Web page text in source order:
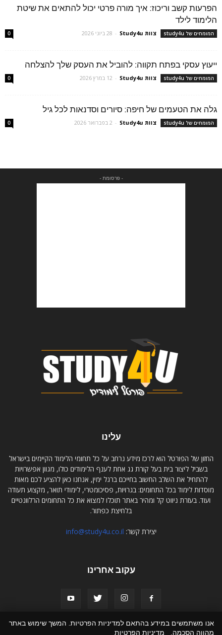
הפרעות קשב וריכוז: איך מורה פרטי יכול להתאים את שיטת
הלימוד לילד
המומחים של study4u צוות Study4u - 28 ביוני 2026 0
ייעוץ עסקי בפתח תקווה: להוביל את העסק שלך להצלחה
המומחים של study4u צוות Study4u - 12 במרץ 2026 0
גלה את הטעמים של חיפה: סיורים וסדנאות לכל גיל
המומחים של study4u צוות Study4u - 2 בפברואר 2026 0
- פרסומת -
עלינו
החזון של הפורטל הוא לרכז מידע נרחב על כל תחומי הלימוד הקיימים בישראל
בשביל ליצור בית בעל קורת גג אחת לענף הלימודים כולו, מגוון אפשרויות
להתחיל את השלב החשוב בחייכם ברגל ימין, אנחנו כאן להציע לכם מאות
מוסדות לימוד בכל התחומים: בגרויות, פסיכומטרי, לימודי תואר, מקצוע תעודה
ועוד. בעזרת ניווט קל ומהיר באתר תוכלו למצוא את כל התחומים הרלוונטיים
בלחיצת כפתור.
יצירת קשר: info@study4u.co.il
עקוב אחרינו
אנו משתמשים במידע בהתאם למדיניות הפרטיות. המשך שימוש באתר
מהווה הסכמה. מדיניות הפרטיות